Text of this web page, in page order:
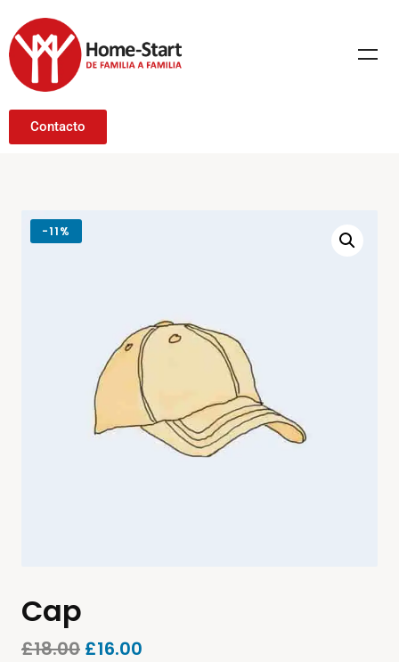
Contacto
-11%
Cap
£18.00 £16.00